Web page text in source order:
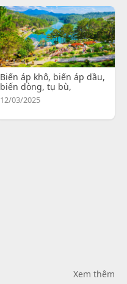
Biến áp khô, biến áp dầu,
biến dòng, tụ bù,
12/03/2025
Xem thêm